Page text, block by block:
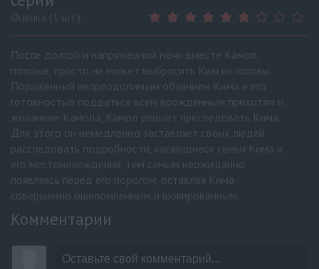
Оценка (1 шт.) :
После долгой и напряженной ночи вместе Камол,
похоже, просто не может выбросить Ким из головы.
Пораженный непреодолимым обаянием Кима и его
готовностью поддаться всем врожденным прихотям и
желаниям Камола, Камол решает преследовать Кима.
Для этого он немедленно заставляет своих людей
расследовать подробности, касающиеся семьи Кима и
его местонахождения, тем самым неожиданно
появляясь перед его порогом, оставляя Кима
совершенно ошеломленным и шокированным.
Комментарии